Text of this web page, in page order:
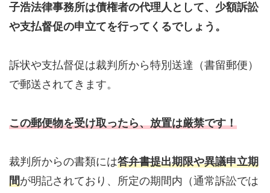
子浩法律事務所は債権者の代理人として、少額訴訟
や支払督促の申立てを行ってくるでしょう。
訴状や支払督促は裁判所から特別送達（書留郵便）
で郵送されてきます。
この郵便物を受け取ったら、放置は厳禁です！
裁判所からの書類には答弁書提出期限や異議申立期
間が明記されており、所定の期間内（通常訴訟では